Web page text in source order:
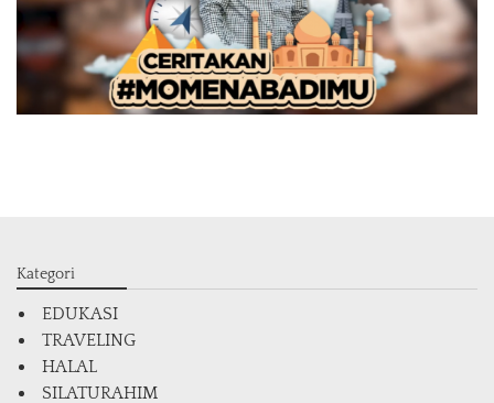
Kategori
EDUKASI
TRAVELING
HALAL
SILATURAHIM